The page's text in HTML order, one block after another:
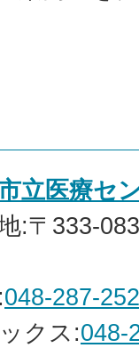
立医療セ
:〒333-
048-287-
クス:048-